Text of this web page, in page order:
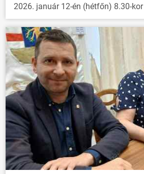
2026. január 12-én (hétfőn) 8.30-kor